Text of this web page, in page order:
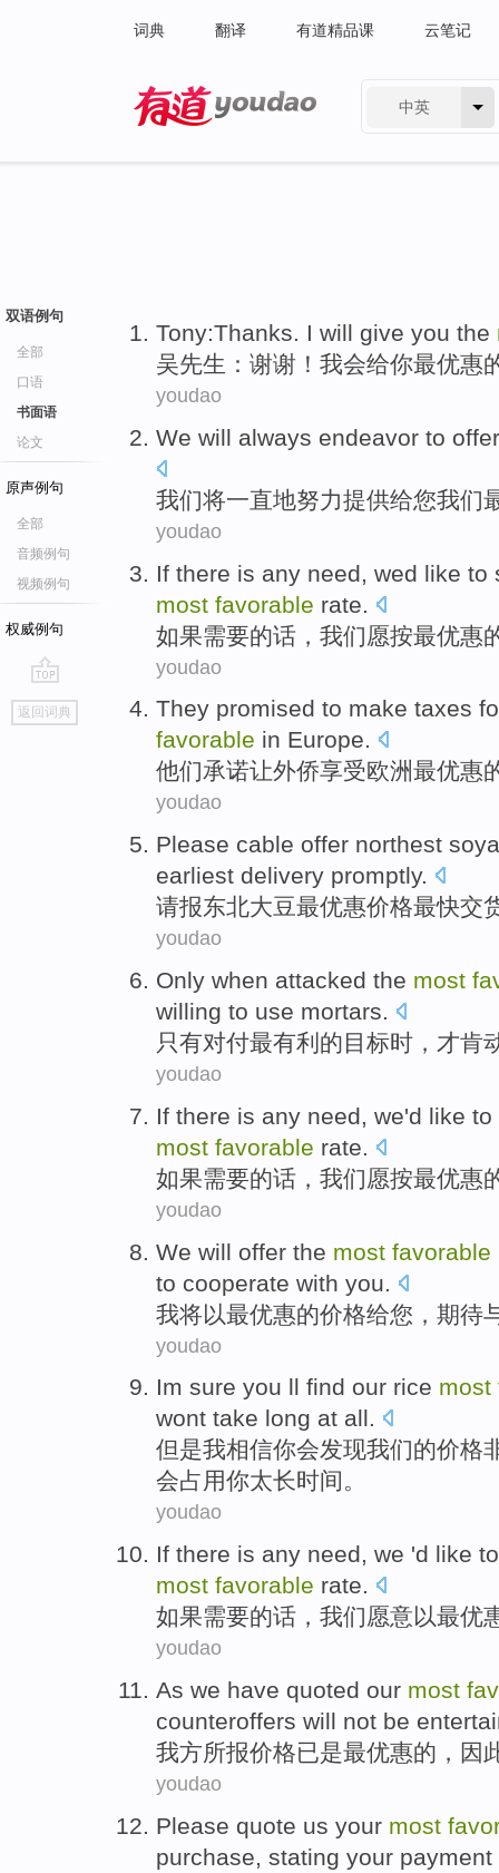
词典 翻译 有道精品课 云笔记
中英
双语例句
全部
口语
书面语
论文
原声例句
全部
音频例句
视频例句
权威例句
go
top
返回词典
Tony:Thanks. I will give you the
吴先生 ： 谢谢 ！ 我会给你最优惠
youdao
We will always endeavor to offer
我们将一直地努力提供给您我们
youdao
If there is any need wed like to
most favorable rate
如果需要的话， 我们愿按最优惠
youdao
They promised to make taxes
favorable in Europe.
他们承诺让外侨享受欧洲最优惠
youdao
Please cable offer northest
earliest delivery promptly.
请报东北大豆最优惠价格最快交
youdao
Only when attacked the most
willing to use mortars.
只有对付最有利 的目标时， 才肯
youdao
If there is any need, we'd like to
most favorable rate.
如果需要的话， 我们愿按最优惠
youdao
We will offer the most favorable
to cooperate with you.
我将 以最优惠的价格给您 ， 期待
youdao
Im sure you ll find our rice most
wont take long at all.
但是我相信你会发现我们的价格
会占用你太长时间。
youdao
If there is any need, we 'd like to
most favorable rate.
如果需要的话， 我们愿意以最优
youdao
As we have quoted our most
counteroffers will not be
我方所报价格已是最优惠的，因
youdao
Please quote us your most
purchase, stating your payment